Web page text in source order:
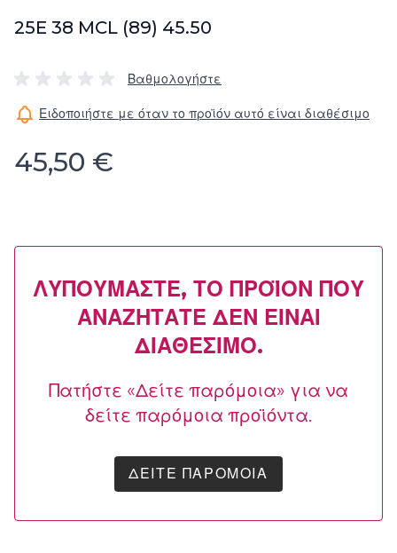
25E 38 MCL (89) 45.50
Βαθμολογήστε
Ειδοποιήστε με όταν το προϊόν αυτό είναι διαθέσιμο
45,50 €
ΛΥΠΟΎΜΑΣΤΕ, ΤΟ ΠΡΟΪΌΝ ΠΟΥ
ΑΝΑΖΗΤΆΤΕ ΔΕΝ ΕΊΝΑΙ
ΔΙΑΘΈΣΙΜΟ.
Πατήστε «Δείτε παρόμοια» για να
δείτε παρόμοια προϊόντα.
ΔΕΊΤΕ ΠΑΡΌΜΟΙΑ